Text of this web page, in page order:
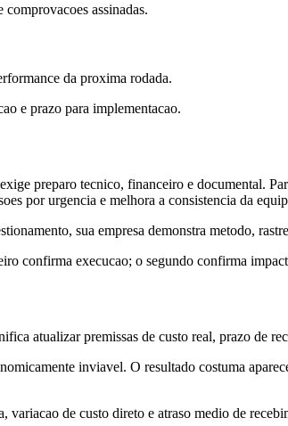
assinadas.
da proxima rodada.
e prazo para implementacao.
preparo tecnico, financeiro e documental.
por urgencia e melhora a consistencia da
sua empresa demonstra metodo,
confirma execucao; o segundo confirma
atualizar premissas de custo real, prazo de
inviavel. O resultado costuma
de custo direto e atraso medio de